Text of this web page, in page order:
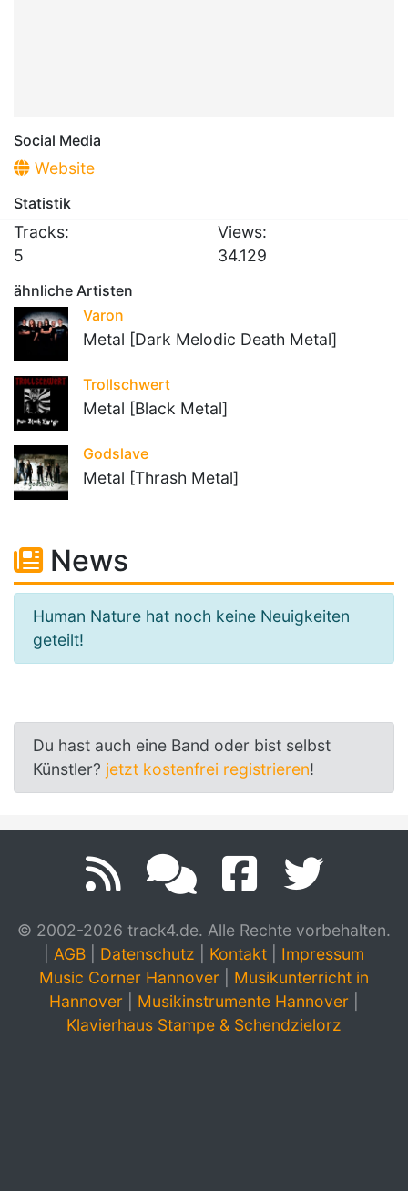
Social Media
Website
Statistik
Tracks:
5
Views:
34.129
ähnliche Artisten
Varon
Metal [Dark Melodic Death Metal]
Trollschwert
Metal [Black Metal]
Godslave
Metal [Thrash Metal]
News
Human Nature hat noch keine Neuigkeiten
geteilt!
Du hast auch eine Band oder bist selbst
Künstler? jetzt kostenfrei registrieren!
© 2002-2026 track4.de. Alle Rechte vorbehalten.
AGB Datenschutz Kontakt
Impressum
Music Corner Hannover
Musikunterricht in
Hannover
Musikinstrumente Hannover
Klavierhaus Stampe & Schendzielorz